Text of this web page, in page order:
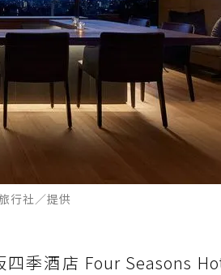
行社／提供
季酒店 Four Seasons